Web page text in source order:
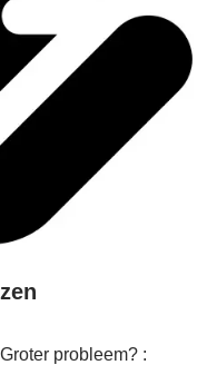
probleem? :